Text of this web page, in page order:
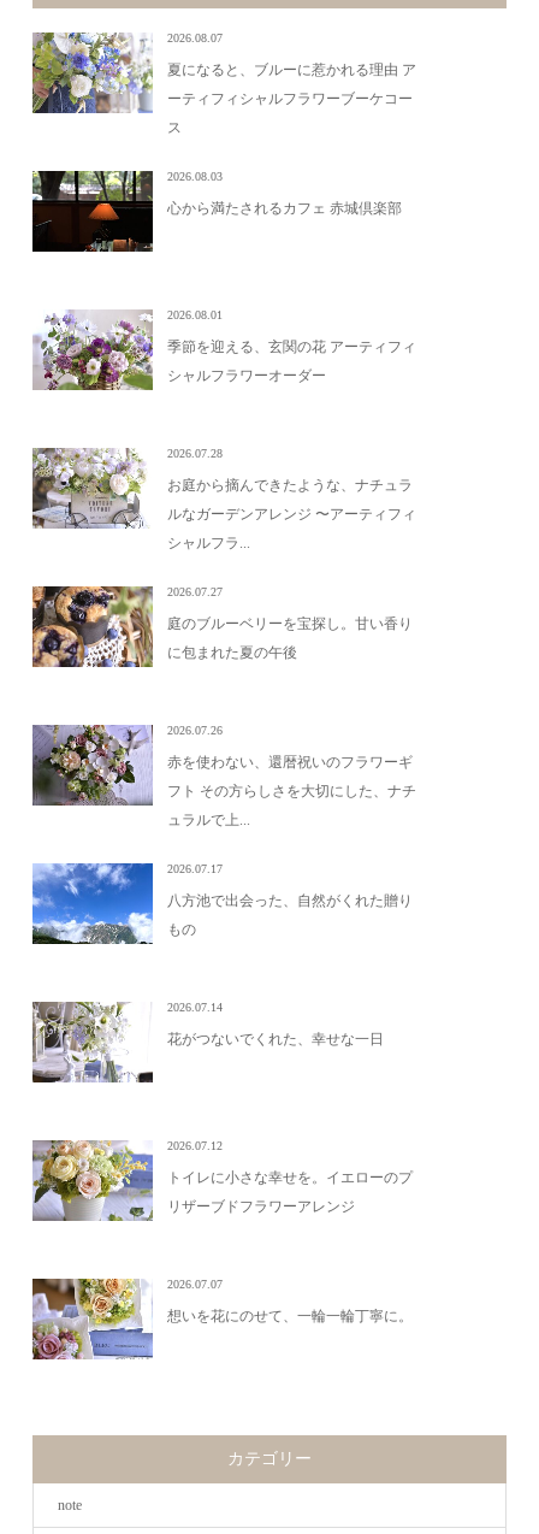
2026.08.07
夏になると、ブルーに惹かれる理由 ア
ーティフィシャルフラワーブーケコー
ス
2026.08.03
心から満たされるカフェ 赤城倶楽部
2026.08.01
季節を迎える、玄関の花 アーティフィ
シャルフラワーオーダー
2026.07.28
お庭から摘んできたような、ナチュラ
ルなガーデンアレンジ 〜アーティフィ
シャルフラ...
2026.07.27
庭のブルーベリーを宝探し。甘い香り
に包まれた夏の午後
2026.07.26
赤を使わない、還暦祝いのフラワーギ
フト その方らしさを大切にした、ナチ
ュラルで上...
2026.07.17
八方池で出会った、自然がくれた贈り
もの
2026.07.14
花がつないでくれた、幸せな一日
2026.07.12
トイレに小さな幸せを。イエローのプ
リザーブドフラワーアレンジ
2026.07.07
想いを花にのせて、一輪一輪丁寧に。
カテゴリー
note